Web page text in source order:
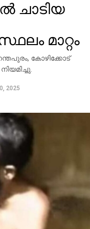
ചാടിയ
മാറ്റം
കോഴിക്കോട്
2025